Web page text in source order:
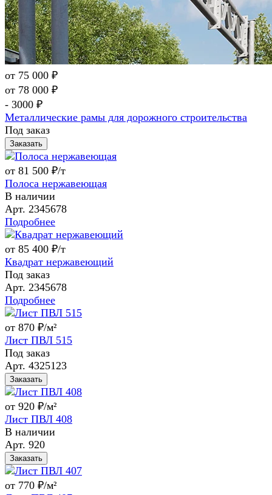
от 75 000 ₽
от 78 000 ₽
- 3000 ₽
Металлические рамы для дорожного строительства
Под заказ
Заказать
от 81 500 ₽/т
Полоса нержавеющая
В наличии
Арт. 2345678
Подробнее
от 85 400 ₽/т
Квадрат нержавеющий
Под заказ
Арт. 2345678
Подробнее
от 870 ₽/м²
Лист ПВЛ 515
Под заказ
Арт. 4325123
Заказать
от 920 ₽/м²
Лист ПВЛ 408
В наличии
Арт. 920
Заказать
от 770 ₽/м²